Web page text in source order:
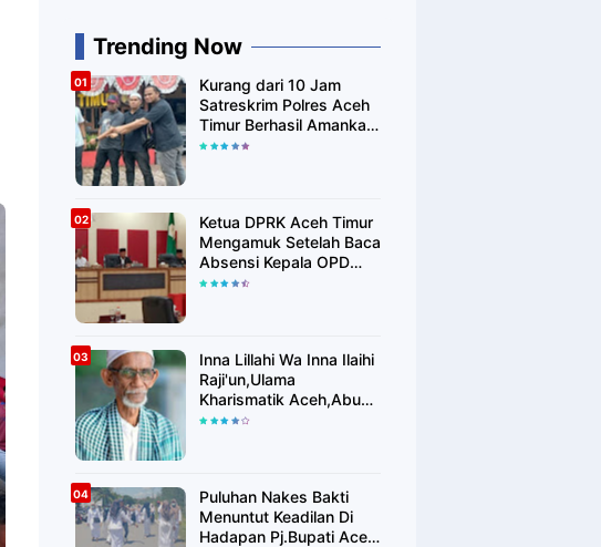
Trending Now
Kurang dari 10 Jam
Satreskrim Polres Aceh
Timur Berhasil Amankan
Diduga Pelaku
Ketua DPRK Aceh Timur
Mengamuk Setelah Baca
Absensi Kepala OPD
Banyak Yang Tidak
Inna Lillahi Wa Inna Ilaihi
Raji'un,Ulama
Kharismatik Aceh,Abu
Tu Min Blang Bladeh
Puluhan Nakes Bakti
Menuntut Keadilan Di
Hadapan Pj.Bupati Aceh